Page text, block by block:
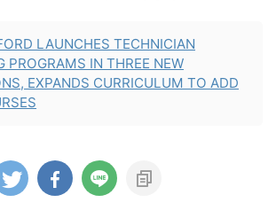
LAUNCHES TECHNICIAN
PROGRAMS IN THREE NEW
EXPANDS CURRICULUM TO ADD